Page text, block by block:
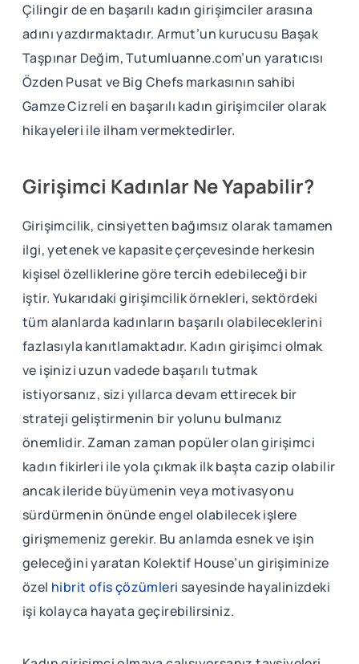
Çilingir de en başarılı kadın girişimciler arasına
adını yazdırmaktadır. Armut’un kurucusu Başak
Taşpınar Değim, Tutumluanne.com’un yaratıcısı
Özden Pusat ve Big Chefs markasının sahibi
Gamze Cizreli en başarılı kadın girişimciler olarak
hikayeleri ile ilham vermektedirler.
Girişimci Kadınlar Ne Yapabilir?
Girişimcilik, cinsiyetten bağımsız olarak tamamen
ilgi, yetenek ve kapasite çerçevesinde herkesin
kişisel özelliklerine göre tercih edebileceği bir
iştir. Yukarıdaki girişimcilik örnekleri, sektördeki
tüm alanlarda kadınların başarılı olabileceklerini
fazlasıyla kanıtlamaktadır. Kadın girişimci olmak
ve işinizi uzun vadede başarılı tutmak
istiyorsanız, sizi yıllarca devam ettirecek bir
strateji geliştirmenin bir yolunu bulmanız
önemlidir. Zaman zaman popüler olan girişimci
kadın fikirleri ile yola çıkmak ilk başta cazip olabilir
ancak ileride büyümenin veya motivasyonu
sürdürmenin önünde engel olabilecek işlere
girişmemeniz gerekir. Bu anlamda esnek ve işin
geleceğini yaratan Kolektif House’un girişiminize
özel hibrit ofis çözümleri sayesinde hayalinizdeki
işi kolayca hayata geçirebilirsiniz.